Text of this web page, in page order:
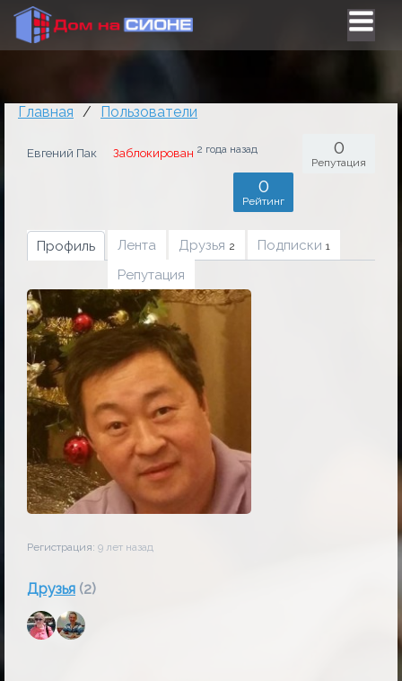
Главная / Пользователи
Евгений Пак Заблокирован 2 года назад 0
Репутация
0
Рейтинг
Профиль Лента Друзья 2 Подписки 1
Репутация
Регистрация: 9 лет назад
Друзья (2)